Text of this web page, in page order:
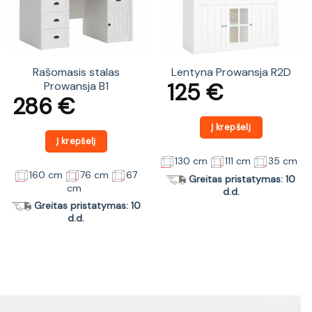
Rašomasis stalas
Prowansja B1
286€
Į krepšelį
160 cm 76 cm
67
cm
Greitas pristatymas: 10
d.d.
Lentyna Prowansja R2D
125€
Į krepšelį
130 cm 111 cm
35 cm
Greitas pristatymas: 10
d.d.